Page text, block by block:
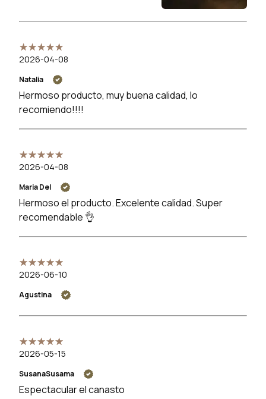
2026-04-08
Natalia
Hermoso producto, muy buena calidad, lo
recomiendo!!!!
2026-04-08
Maria Del
Hermoso el producto. Excelente calidad. Super
recomendable 👌
2026-06-10
Agustina
2026-05-15
SusanaSusama
Espectacular el canasto